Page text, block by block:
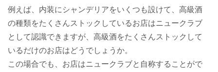
例えば、内装にシャンデリアをいくつも設けて、高級酒
の種類をたくさんストックしているお店はニュークラブ
として認識できますが、高級酒をたくさんストックして
いるだけのお店はどうでしょうか。
この場合でも、お店はニュークラブと自称することがで